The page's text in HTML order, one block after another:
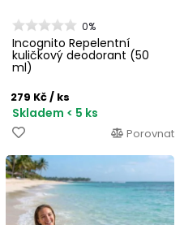
0%
Incognito Repelentní
kuličkový deodorant (50
ml)
279 Kč/ ks
Skladem < 5 ks
Porovnat